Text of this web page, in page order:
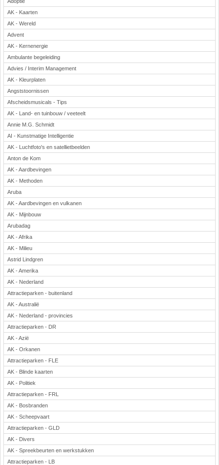
AK - Kaarten
AK - Wereld
Advent
AK - Kernenergie
Ambulante begeleiding
Advies / Interim Management
AK - Kleurplaten
Angststoornissen
Afscheidsmusicals - Tips
AK - Land- en tuinbouw / veeteelt
Annie M.G. Schmidt
AI - Kunstmatige Intelligentie
AK - Luchtfoto's en satellietbeelden
Anton de Kom
AK - Aardbevingen
AK - Methoden
Aruba
AK - Aardbevingen en vulkanen
AK - Mijnbouw
Arubadag
AK - Afrika
AK - Milieu
Astrid Lindgren
AK - Amerika
AK - Nederland
Attractieparken - buitenland
AK - Australië
AK - Nederland - provincies
Attractieparken - DR
AK - Azië
AK - Orkanen
Attractieparken - FLE
AK - Blinde kaarten
AK - Politiek
Attractieparken - FRL
AK - Bosbranden
AK - Scheepvaart
Attractieparken - GLD
AK - Divers
AK - Spreekbeurten en werkstukken
Attractieparken - LB